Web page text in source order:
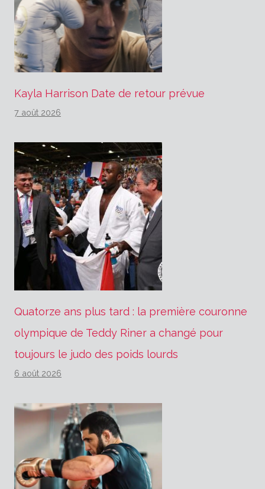
Kayla Harrison Date de retour prévue
7 août 2026
Quatorze ans plus tard : la première couronne
olympique de Teddy Riner a changé pour
toujours le judo des poids lourds
6 août 2026